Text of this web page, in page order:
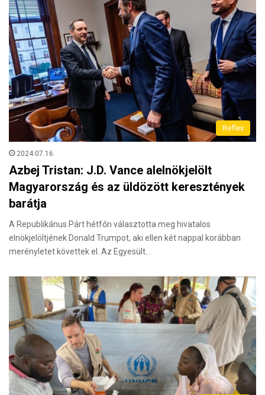
Reflex
2024.07.16.
Azbej Tristan: J.D. Vance alelnökjelölt
Magyarország és az üldözött keresztények
barátja
A Republikánus Párt hétfőn választotta meg hivatalos
elnökjelöltjének Donald Trumpot, aki ellen két nappal korábban
merényletet követtek el. Az Egyesült…